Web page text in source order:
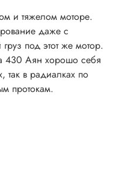
и тяжелом моторе.
даже с
под этот же мотор.
430 Аян хорошо себя
так в радиалках по
протокам.